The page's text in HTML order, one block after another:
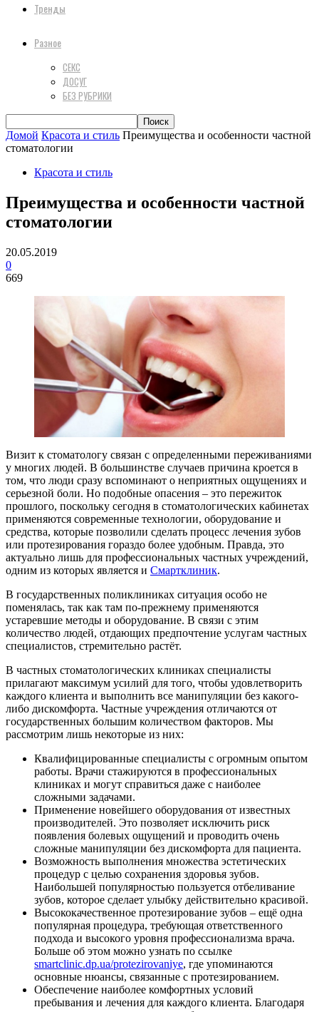
Тренды
Разное
СЕКС
ДОСУГ
БЕЗ РУБРИКИ
Домой Красота и стиль Преимущества и особенности частной
стоматологии
Красота и стиль
Преимущества и особенности частной
стоматологии
20.05.2019
0
669
Визит к стоматологу связан с определенными переживаниями
у многих людей. В большинстве случаев причина кроется в
том, что люди сразу вспоминают о неприятных ощущениях и
серьезной боли. Но подобные опасения – это пережиток
прошлого, поскольку сегодня в стоматологических кабинетах
применяются современные технологии, оборудование и
средства, которые позволили сделать процесс лечения зубов
или протезирования гораздо более удобным. Правда, это
актуально лишь для профессиональных частных учреждений,
одним из которых является и Смартклиник.
В государственных поликлиниках ситуация особо не
поменялась, так как там по-прежнему применяются
устаревшие методы и оборудование. В связи с этим
количество людей, отдающих предпочтение услугам частных
специалистов, стремительно растёт.
В частных стоматологических клиниках специалисты
прилагают максимум усилий для того, чтобы удовлетворить
каждого клиента и выполнить все манипуляции без какого-
либо дискомфорта. Частные учреждения отличаются от
государственных большим количеством факторов. Мы
рассмотрим лишь некоторые из них:
Квалифицированные специалисты с огромным опытом
работы. Врачи стажируются в профессиональных
клиниках и могут справиться даже с наиболее
сложными задачами.
Применение новейшего оборудования от известных
производителей. Это позволяет исключить риск
появления болевых ощущений и проводить очень
сложные манипуляции без дискомфорта для пациента.
Возможность выполнения множества эстетических
процедур с целью сохранения здоровья зубов.
Наибольшей популярностью пользуется отбеливание
зубов, которое сделает улыбку действительно красивой.
Высококачественное протезирование зубов – ещё одна
популярная процедура, требующая ответственного
подхода и высокого уровня профессионализма врача.
Больше об этом можно узнать по ссылке
smartclinic.dp.ua/protezirovaniye, где упоминаются
основные нюансы, связанные с протезированием.
Обеспечение наиболее комфортных условий
пребывания и лечения для каждого клиента. Благодаря